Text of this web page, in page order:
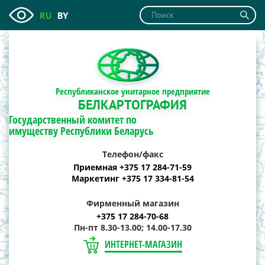
RU BY
Республиканское унитарное предприятие
БЕЛКАРТОГРАФИЯ
Государственный комитет по
имуществу Республики Беларусь
Телефон/факс
Приемная +375 17 284-71-59
Маркетинг +375 17 334-81-54
Фирменный магазин
+375 17 284-70-68
Пн-пт 8.30-13.00; 14.00-17.30
ИНТЕРНЕТ-МАГАЗИН